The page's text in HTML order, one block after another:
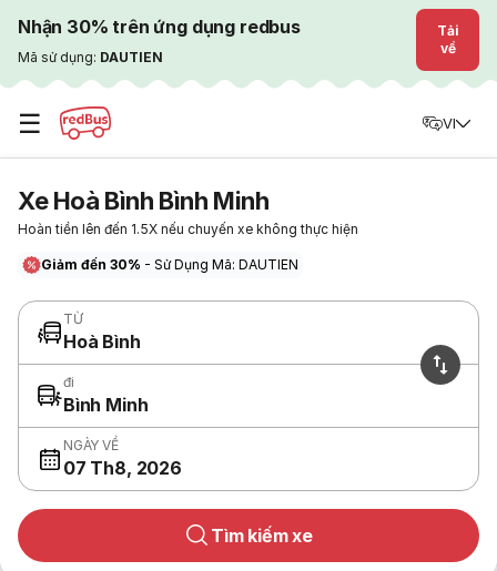
Nhận 30% trên ứng dụng redbus
Mã sử dụng: DAUTIEN
Tải
về
☰ VI
Xe Hoà Bình Bình Minh
Hoàn tiền lên đến 1.5X nếu chuyến xe không thực hiện
Giảm đến 30% - Sử Dụng Mã: DAUTIEN
TỪ
Hoà Bình
đi
Bình Minh
NGÀY VỀ
07 Th8, 2026
Tìm kiếm xe